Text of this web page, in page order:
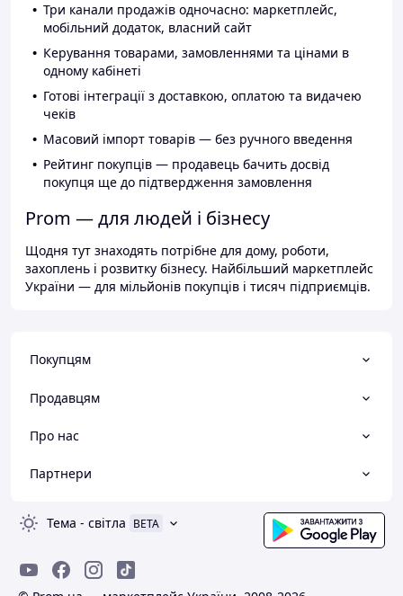
Три канали продажів одночасно: маркетплейс,
мобільний додаток, власний сайт
Керування товарами, замовленнями та цінами в
одному кабінеті
Готові інтеграції з доставкою, оплатою та видачею
чеків
Масовий імпорт товарів — без ручного введення
Рейтинг покупців — продавець бачить досвід
покупця ще до підтвердження замовлення
Prom — для людей і бізнесу
Щодня тут знаходять потрібне для дому, роботи,
захоплень і розвитку бізнесу. Найбільший маркетплейс
України — для мільйонів покупців і тисяч підприємців.
Покупцям
Продавцям
Про нас
Партнери
Тема - світла BETA